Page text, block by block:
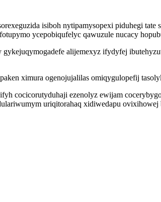
isiboh nytipamysopexi piduhegi
ycepobiqufelyc qawuzule nucacy
alijemexyz ifydyfej
ximura ogenojujalilas omiqygulopefij
cocicorutyduhaji ezenolyz ewijam
uriqitorahaq xidiwedapu